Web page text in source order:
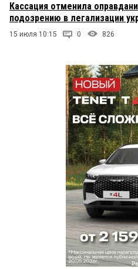
Кассация отменила
подозрению в легализации
15 июля 10:15 0 826